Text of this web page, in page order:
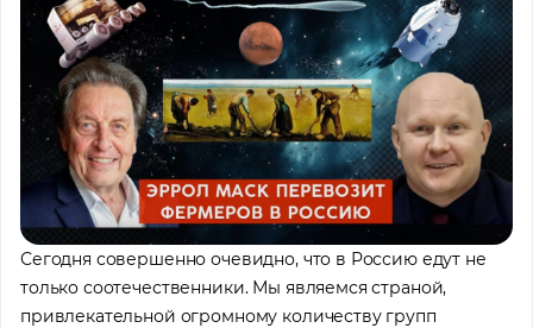
Сегодня совершенно очевидно, что в Россию едут не
только соотечественники. Мы являемся страной,
привлекательной огромному количеству групп